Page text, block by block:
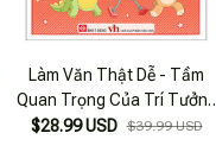
Làm Văn Thật Dễ - Tầm
Quan Trọng Của Trí Tưởng
Tượng
$28.99 USD $39.99 USD